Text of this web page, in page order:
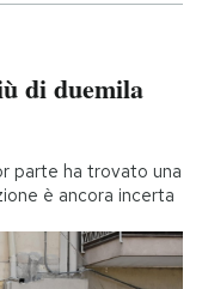
di duemila
parte ha trovato una
è ancora incerta